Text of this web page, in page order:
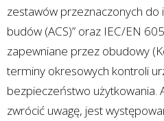
zestawów przeznaczonych do
budów (ACS)” oraz IEC/EN
zapewniane przez obudowy
terminy okresowych kontroli
bezpieczeństwo użytkowania.
zwrócić uwagę, jest